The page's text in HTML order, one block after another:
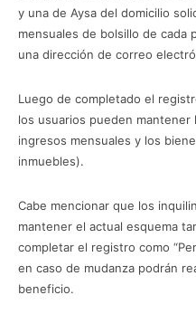
y una de Aysa del domicilio
mensuales de bolsillo de cada
una dirección de correo
Luego de completado el
los usuarios pueden
ingresos mensuales y los
inmuebles).
Cabe mencionar que los
mantener el actual esquema
completar el registro como
en caso de mudanza podrán
beneficio.